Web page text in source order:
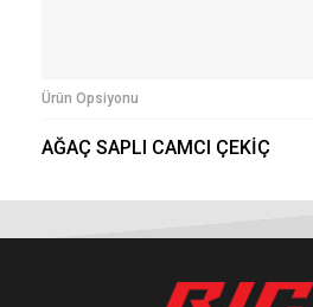
Ürün Opsiyonu
AĞAÇ SAPLI CAMCI ÇEKİÇ